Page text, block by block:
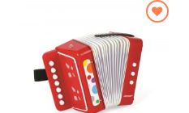
Dodajte
na listu
želja